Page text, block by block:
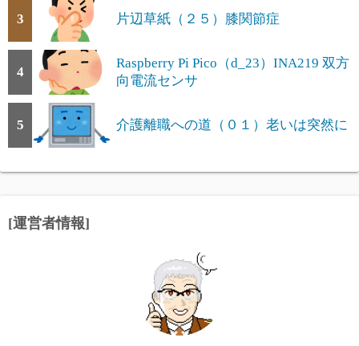
3 片辺草紙（２５）膝関節症
4
Raspberry Pi Pico（d_23）INA219 双方
向電流センサ
5 介護離職への道（０１）老いは突然に
[運営者情報]